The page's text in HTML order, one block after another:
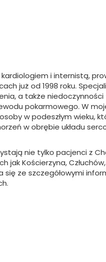
i internistą,
już od 1998 roku.
a także niedoczynności
pokarmowego. W
w podeszłym wieku,
w obrębie układu
nie tylko pacjenci z
jak Kościerzyna,
się ze szczegółowymi